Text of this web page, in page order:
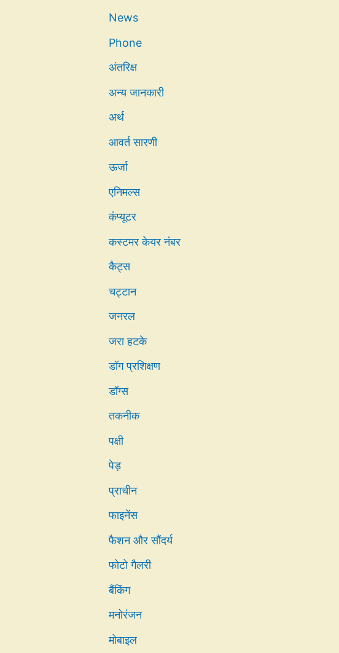
News
Phone
अंतरिक्ष
अन्य जानकारी
अर्थ
आवर्त सारणी
ऊर्जा
एनिमल्स
कंप्यूटर
कस्टमर केयर नंबर
कैट्स
चट्टान
जनरल
जरा हटके
डॉग प्रशिक्षण
डॉग्स
तकनीक
पक्षी
पेड़
प्राचीन
फाइनेंस
फैशन और सौंदर्य
फोटो गैलरी
बैंकिंग
मनोरंजन
मोबाइल